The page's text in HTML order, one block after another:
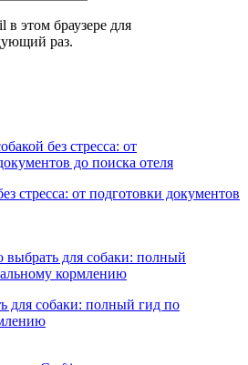
этом браузере для
раз.
стресса: от подготовки документов
для собаки: полный гид по